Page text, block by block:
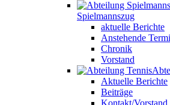
Spielmannszug
aktuelle Berichte
Anstehende
Chronik
Vorstand
Aktuelle Berichte
Beiträge
Kontakt/Vorstand